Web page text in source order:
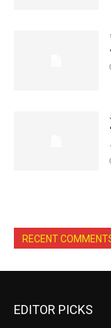
RECENT
EDITOR PICKS